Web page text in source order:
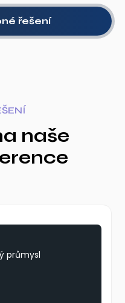
řešení
naše
průmysl